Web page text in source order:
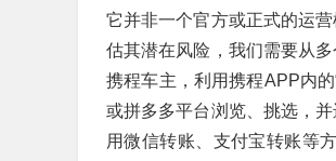
它并非一个官方或正式的运
估其潜在风险，我们需要从
携程车主，利用携程APP内
或拼多多平台浏览、挑选，
用微信转账、支付宝转账等